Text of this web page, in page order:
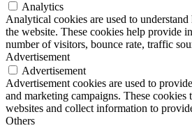
Analytics
Analytical cookies are used to
the website. These cookies help provide
number of visitors, bounce rate, traffic
Advertisement
Advertisement
Advertisement cookies are used to
and marketing campaigns. These cookies
websites and collect information to
Others